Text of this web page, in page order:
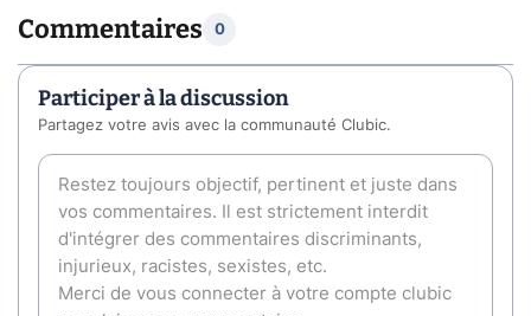
Commentaires 0
Participer à la discussion
Partagez votre avis avec la communauté Clubic.